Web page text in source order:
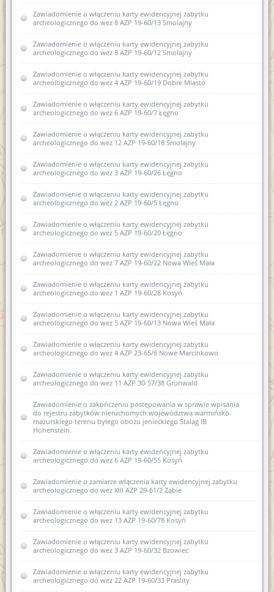
Zawiadomienie o zamiarze włączenia karty ewidencyjnej
zabytków archeologicznych lądowych do wojewódzkiej
ewidencji zabytków 23.10.2020r.
Zawiadomienie o zamiarze sporządzenia nowej karty
ewidencyjnej zabytku archeologicznego lądowego w
wojewódzkiej ewidencji zabytków 4 AZP 20-60/11 Leginy
Zawiadomienie o zamiarze włączenia karty ewidencyjnej
zabytków archeologicznych lądowych do wojewódzkiej
ewidencji zabytków AZP 25-69/22 Piecki
Zawiadomienie o wszczęciu postępowania administracyjnego w
sprawie wpisania do rejestru zabytków archeologicznych
fragmentów kamiennych dawnej zabudowy Biskupiec, dz. nr
65/10
Zawiadomienie o włączeniu do wojewódzkiej ewidencji
zabytków karty ewidencyjnej zabytku archeologicznego
lądowego XII AZP 25-69-61/22 Piecki
Zawiadomienie o włączeniu kart ewidencyjnych zabytków
archeologicznych lądowych do wojewódzkiej ewidencji
zabytków (Pomorowo, gm. Lidzbark Warmiński)
Zawiadomienie o włączeniu kart ewidencyjnych zabytków
archeologicznych lądowych do wojewódzkiej ewidencji
zabytków 26AZP 19-60/80 Smolajny
Zawiadomienie o włączeniu karty ewidencyjnej zabytku
archeologicznego lądowego do wojewódzkiej ewidencji
zabytków 2AZP 17-62/50 Pilnik
Zawiadomienie o zamiarze włączenia karty ewidencyjnej
zabytku archeologicznego lądowego do Wojewódzkiej
ewidencji zabytków 18 AZP 18-61/44 Stryjkowo
Zawiadomienie o zamiarze włączenia karty ewidencyjnej
zabytku archeologicznego lądowego do Wojewódzkiej
ewidencji zabytków 17 AZP 18-61/42 Stryjkowo
Zawiadomienie o zamiarze włączenia karty ewidencyjnej
zabytku archeologicznego lądowego do Wojewódzkiej
ewidencji zabytków 16 AZP 18-61/41 Stryjkowo
Zawiadomienie o zamiarze włączenia karty ewidencyjnej
zabytku archeologicznego lądowego do Wojewódzkiej
ewidencji zabytków 14 AZP 18-61/39 Stryjkowo
Zawiadomienie o zamiarze włączenia karty ewidencyjnej
zabytku archeologicznego lądowego do Wojewódzkiej
ewidencji zabytków 15 AZP 18-61/40 Stryjkowo
Zawiadomienie o zamiarze włączenia karty ewidencyjnej
zabytku archeologicznego lądowego do Wojewódzkiej
ewidencji zabytków 12 AZP 18-61/33 Stryjkowo
Zawiadomienie o zamiarze włączenia karty ewidencyjnej
zabytku archeologicznego lądowego do Wojewódzkiej
ewidencji zabytków 13 AZP 18-61/36 Stryjkowo
Zawiadomienie o włączeniu karty ewidencyjnej zabytku
archeologicznego do wez 8 AZP 19-60/13 Smolajny
Zawiadomienie o włączeniu karty ewidencyjnej zabytku
archeologicznego do wez 8 AZP 19-60/12 Smolajny
Zawiadomienie o włączeniu karty ewidencyjnej zabytku
archeologicznego do wez 4 AZP 19-60/19 Dobre Miasto
Zawiadomienie o włączeniu karty ewidencyjnej zabytku
archeologicznego do wez 6 AZP 19-60/7 Łęgno
Zawiadomienie o włączeniu karty ewidencyjnej zabytku
archeologicznego do wez 12 AZP 19-60/18 Smolajny
Zawiadomienie o włączeniu karty ewidencyjnej zabytku
archeologicznego do wez 3 AZP 19-60/26 Łęgno
Zawiadomienie o włączeniu karty ewidencyjnej zabytku
archeologicznego do wez 2 AZP 19-60/5 Łęgno
Zawiadomienie o włączeniu karty ewidencyjnej zabytku
archeologicznego do wez 5 AZP 19-60/20 Łęgno
Zawiadomienie o włączeniu karty ewidencyjnej zabytku
archeologicznego do wez 7 AZP 19-60/22 Nowa Wieś Mała
Zawiadomienie o włączeniu karty ewidencyjnej zabytku
archeologicznego do wez 1 AZP 19-60/28 Kosyń
Zawiadomienie o włączeniu karty ewidencyjnej zabytku
archeologicznego do wez 5 AZP 19-60/13 Nowa Wieś Mała
Zawiadomienie o włączeniu karty ewidencyjnej zabytku
archeologicznego do wez 4 AZP 23-65/6 Nowe Marcinkowo
Zawiadomienie o włączeniu karty ewidencyjnej zabytku
archeologicznego do wez 11 AZP 30-57/38 Grunwald
Zawiadomienie o zakończeniu postępowania w sprawie wpisania
do rejestru zabytków nieruchomych województwa warmińsko-
mazurskiego terenu byłego obozu jenieckiego Stalag IB
Hohenstein.
Zawiadomienie o włączeniu karty ewidencyjnej zabytku
archeologicznego do wez 6 AZP 19-60/55 Kosyń
Zawiadomienie o zamiarze włączenia karty ewidencyjnej zabytku
archeologicznego do wez XIII AZP 29-61/2 Ząbie
Zawiadomienie o włączeniu karty ewidencyjnej zabytku
archeologicznego do wez 13 AZP 19-60/78 Kosyń
Zawiadomienie o włączeniu karty ewidencyjnej zabytku
archeologicznego do wez 3 AZP 19-60/32 Bzowiec
Zawiadomienie o włączeniu karty ewidencyjnej zabytku
archeologicznego do wez 22 AZP 19-60/33 Praslity